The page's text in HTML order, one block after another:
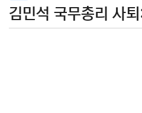
김민석 국무총리 사